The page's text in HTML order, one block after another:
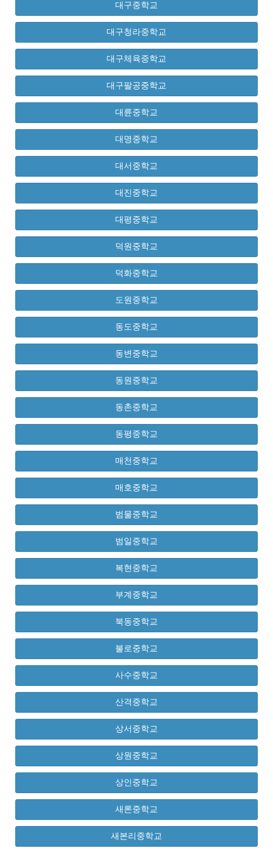
대구중학교
대구청라중학교
대구체육중학교
대구팔공중학교
대륜중학교
대명중학교
대서중학교
대진중학교
대평중학교
덕원중학교
덕화중학교
도원중학교
동도중학교
동변중학교
동원중학교
동촌중학교
동평중학교
매천중학교
매호중학교
범물중학교
범일중학교
복현중학교
부계중학교
북동중학교
불로중학교
사수중학교
산격중학교
상서중학교
상원중학교
상인중학교
새론중학교
새본리중학교